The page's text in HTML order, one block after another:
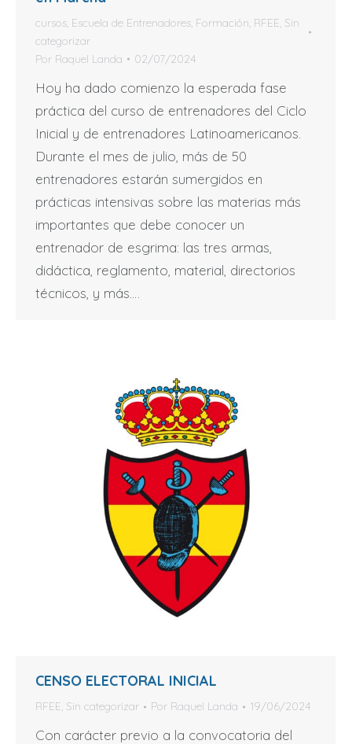
cursos Escuela de Entrenadores Formación RFEE Sin
categorizar
Por Raquel Landa 02/07/2024
Hoy ha dado comienzo la esperada fase
práctica del curso de entrenadores del Ciclo
Inicial y de entrenadores Latinoamericanos.
Durante el mes de julio, más de 50
entrenadores estarán sumergidos en
prácticas intensivas sobre las materias más
importantes que debe conocer un
entrenador de esgrima: las tres armas,
didáctica, reglamento, material, directorios
técnicos, y más.…
CENSO ELECTORAL INICIAL
RFEE, Sin categorizar Por Raquel Landa 19/06/2024
Con carácter previo a la convocatoria del